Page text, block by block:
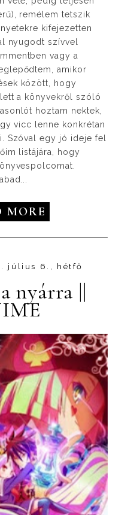
remélem tetszik
kifejezetten
nyugodt szívvel
vagy a
amikor
között, hogy
a könyvekről szóló
hoztam nektek,
vicc lenne konkrétan
Szóval egy jó ideje fel
listájára, hogy
MORE
július 6., hétfő
nyárra ||